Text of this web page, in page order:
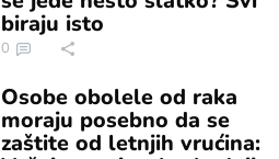
biraju isto
0
Osobe obolele od raka
moraju posebno da se
zaštite od letnjih vrućina: